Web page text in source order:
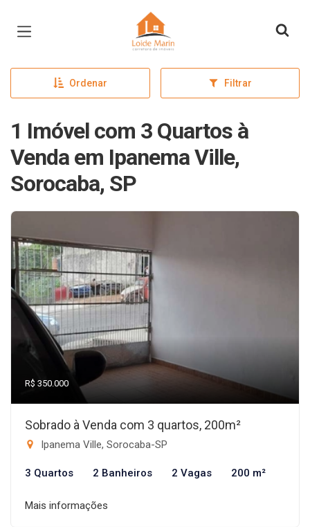
Página inicial
Ordenar Filtrar
1 Imóvel com 3 Quartos à
Venda em Ipanema Ville,
Sorocaba, SP
R$ 350.000
Sobrado à Venda com 3 quartos, 200m²
Ipanema Ville, Sorocaba-SP
3 Quartos 2 Banheiros 2 Vagas 200 m²
Mais informações